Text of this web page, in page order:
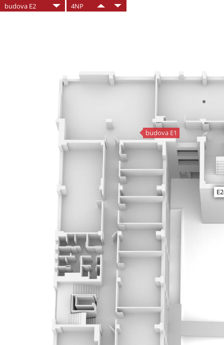
budova E2 4NP
budova E1